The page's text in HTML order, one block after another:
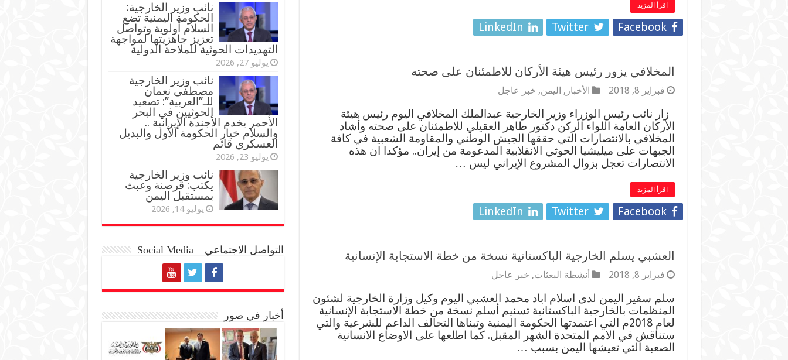
اقرأ المزيد
Facebook
Twitter
LinkedIn
المخلافي يزور رئيس هيئة الأركان للاطمئنان على صحته
فبراير 8, 2018 الأخبار , اليمن, خبر عاجل
زار نائب رئيس الوزراء وزير الخارجية عبدالملك المخلافي اليوم رئيس هيئة
الأركان العامة اللواء الركن دكتور طاهر العقيلي للاطمئنان على صحته وأشاد
المخلافي بالانتصارات التي حققها الجيش الوطني والمقاومة الشعبية في كافة
الجبهات على ميليشيا الحوثي الانقلابية المدعومة من إيران.. مؤكدا ان هذه
الانتصارات تعجل بزوال المشروع الإيراني ليس …
اقرأ المزيد
Facebook
Twitter
LinkedIn
العشبي يسلم الخارجية الباكستانية نسخة من خطة الاستجابة الإنسانية
فبراير 8, 2018 أنشطة البعثات, خبر عاجل
سلم سفير اليمن لدى اسلام اباد محمد العشبي اليوم وكيل وزارة الخارجية لشئون
المنظمات بالخارجية الباكستانية تسنيم أسلم نسخة من خطة الاستجابة الإنسانية
لعام 2018م التي اعتمدتها الحكومة اليمنية وتبناها التحالف الداعم للشرعية والتي
ستناقش في الامم المتحدة الشهر المقبل. كما اطلعها على الاوضاع الانسانية
الصعبة التي تعيشها اليمن بسبب …
نائب وزير الخارجية:
الحكومة اليمنية تضع
السلام أولوية وتواصل
تعزيز جاهزيتها لمواجهة
التهديدات الحوثية للملاحة الدولية
يوليو 27, 2026
نائب وزير الخارجية
مصطفى نعمان
للـ”العربية”: تصعيد
الحوثيين في البحر
الأحمر يخدم الأجندة الإيرانية ..
والسلام خيار الحكومة الأول والبديل
العسكري قائم
يوليو 23, 2026
نائب وزير الخارجية
يكتب: قرصنة وعبث
بمستقبل اليمن
يوليو 14, 2026
التواصل الاجتماعي – Social Media
أخبار في صور